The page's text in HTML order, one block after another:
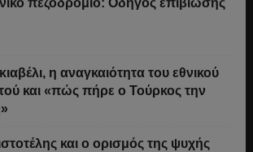
πεζοδρόμιο: Οδηγός επιβίωσης
η αναγκαιότητα του εθνικού
και «πώς πήρε ο Τούρκος την
και ο ορισμός της ψυχής